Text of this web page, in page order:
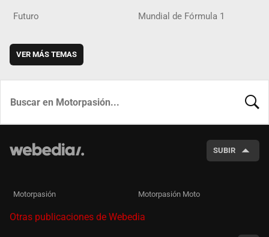
Futuro Mundial de Fórmula 1
VER MÁS TEMAS
SUBIR
Motorpasión Motorpasión Moto
Otras publicaciones de Webedia